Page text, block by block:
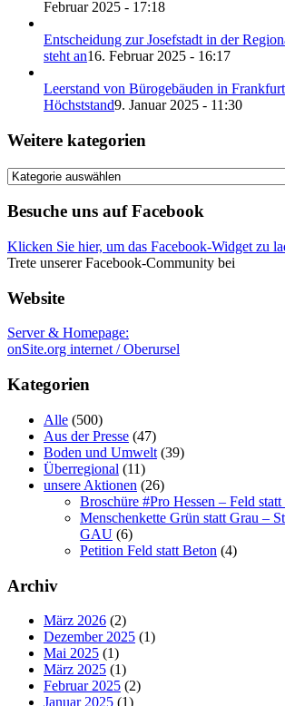
Februar 2025 - 17:18
Entscheidung zur Josefstadt in der
steht an16. Februar 2025 - 16:17
Leerstand von Bürogebäuden in
Höchststand9. Januar 2025 - 11:30
Weitere kategorien
Weitere
Besuche uns auf Facebook
Klicken Sie hier, um das Facebook-Widget zu
Trete unserer Facebook-Community bei
Website
Server & Homepage:
onSite.org internet / Oberursel
Kategorien
Alle (500)
Aus der Presse (47)
Boden und Umwelt (39)
Überregional (11)
unsere Aktionen (26)
Broschüre #Pro Hessen – Feld statt
Menschenkette Grün statt Grau –
GAU (6)
Petition Feld statt Beton (4)
Archiv
März 2026 (2)
Dezember 2025 (1)
Mai 2025 (1)
März 2025 (1)
Februar 2025 (2)
Januar 2025 (1)